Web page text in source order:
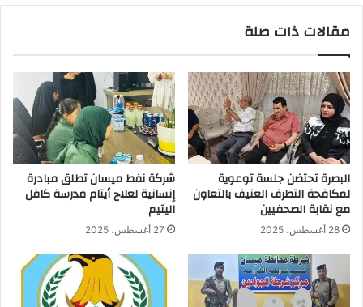
مقالات ذات صلة
البصرة تحتضن جلسة توعوية
لمكافحة التطرف العنيف بالتعاون
مع نقابة الصحفيين
28 أغسطس، 2025
شركة نفط ميسان تطلق مبادرة
إنسانية لعلاج أيتام مدرسة كافل
اليتيم
27 أغسطس، 2025